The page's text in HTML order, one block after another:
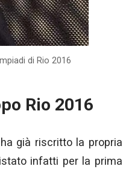
di Rio 2016
Rio 2016
ha già riscritto la propria
infatti per la prima